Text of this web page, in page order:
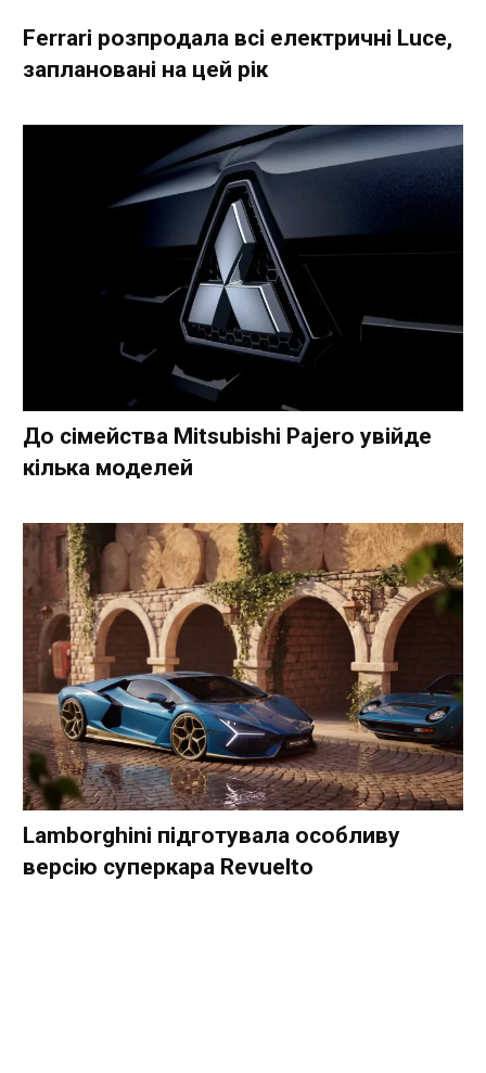
Ferrari розпродала всі електричні Luce,
заплановані на цей рік
До сімейства Mitsubishi Pajero увійде
кілька моделей
Lamborghini підготувала особливу
версію суперкара Revuelto